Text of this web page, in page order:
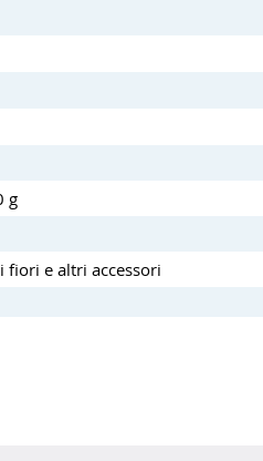
g
fiori e altri accessori